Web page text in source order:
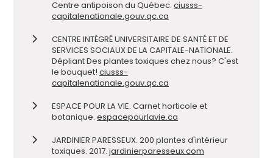
Centre antipoison du Québec. ciusss-
capitalenationale.gouv.qc.ca
CENTRE INTÉGRÉ UNIVERSITAIRE DE SANTÉ ET DE
SERVICES SOCIAUX DE LA CAPITALE-NATIONALE.
Dépliant Des plantes toxiques chez nous? C'est
le bouquet! ciusss-
capitalenationale.gouv.qc.ca
ESPACE POUR LA VIE. Carnet horticole et
botanique. espacepourlavie.ca
JARDINIER PARESSEUX. 200 plantes d'intérieur
toxiques. 2017. jardinierparesseux.com